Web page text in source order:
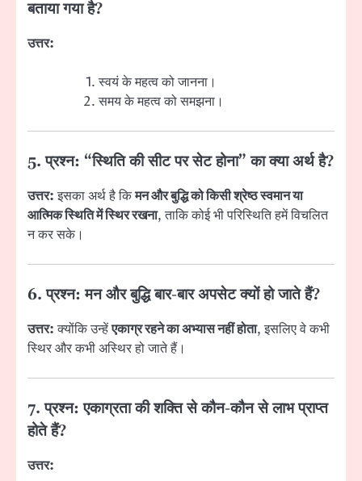
बताया गया है?
उत्तर:
स्वयं के महत्व को जानना।
समय के महत्व को समझना।
5. प्रश्न: “स्थिति की सीट पर सेट होना” का क्या अर्थ है?
उत्तर:इसका अर्थ है किमन और बुद्धि को किसी श्रेष्ठ स्वमान या
आत्मिक स्थिति में स्थिर रखना, ताकि कोई भी परिस्थिति हमें विचलित
न कर सके।
6. प्रश्न: मन और बुद्धि बार-बार अपसेट क्यों हो जाते हैं?
उत्तर:क्योंकि उन्हेंएकाग्र रहने का अभ्यास नहीं होता, इसलिए वे कभी
स्थिर और कभी अस्थिर हो जाते हैं।
7. प्रश्न: एकाग्रता की शक्ति से कौन-कौन से लाभ प्राप्त
होते हैं?
उत्तर: